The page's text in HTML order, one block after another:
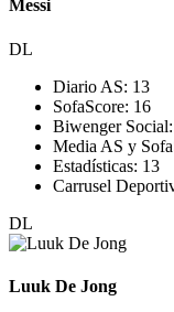
Messi
DL
Diario AS: 13
SofaScore: 16
Biwenger Social:
Media AS y
Estadísticas: 13
Carrusel
DL
Luuk De Jong